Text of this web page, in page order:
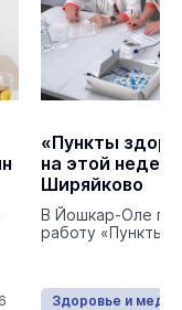
«Пункты
на этой
Ширяйково
В Йошкар-Оле
работу «Пункты
Здоровье и